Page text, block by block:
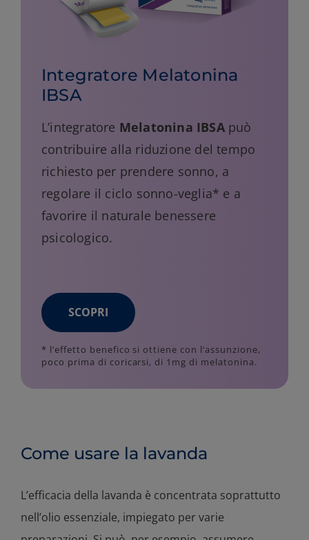
Integratore Melatonina
IBSA
L’integratore Melatonina IBSApuò
contribuire alla riduzione del tempo
richiesto per prendere sonno, a
regolare il ciclo sonno-veglia* e a
favorire il naturale benessere
psicologico.
SCOPRI
* l’effetto benefico si ottiene con l’assunzione,
poco prima di coricarsi, di 1mg di melatonina.
Come usare la lavanda
L’efficacia della lavanda è concentrata soprattutto
nell’olio essenziale, impiegato per varie